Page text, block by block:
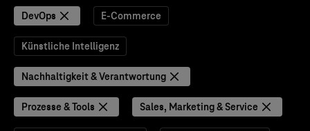
DevOps E-Commerce
Künstliche Intelligenz
Nachhaltigkeit & Verantwortung
Prozesse & Tools Sales, Marketing & Service